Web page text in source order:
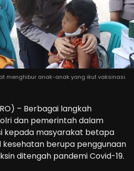
menghibur anak-anak yang ikut vaksinasi.
– Berbagai langkah
dan pemerintah dalam
kepada masyarakat betapa
berupa penggunaan
ditengah pandemi Covid-19.